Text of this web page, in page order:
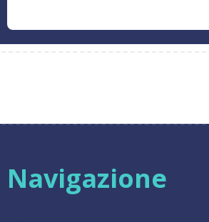
Navigazione